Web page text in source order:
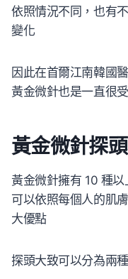
依照情況不同，也有
變化
因此在首爾江南韓國
黃金微針也是一直很
黃金微針探
黃金微針擁有 10 種以
可以依照每個人的肌
大優點
探頭大致可以分為兩種